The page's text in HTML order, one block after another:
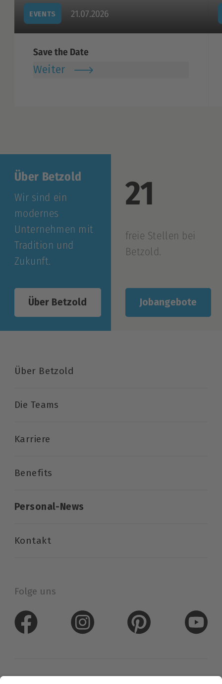
EVENTS 21.07.2026
Save the Date
Weiter
Über Betzold
Wir sind ein
modernes
Unternehmen mit
Tradition und
Zukunft.
Über Betzold
21
freie Stellen bei
Betzold.
Jobangebote
Über Betzold
Die Teams
Karriere
Benefits
Personal-News
Kontakt
Folge uns